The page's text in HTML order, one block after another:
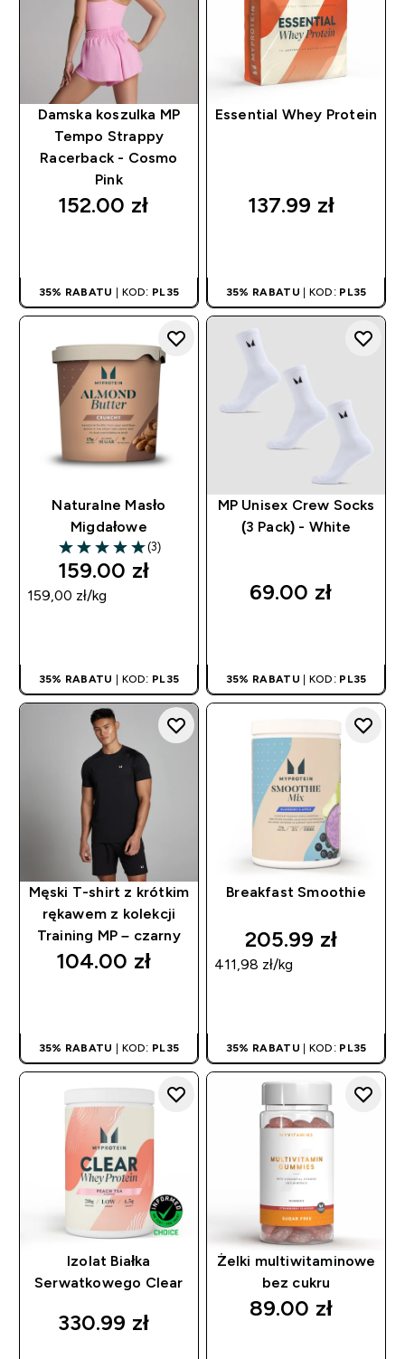
Damska koszulka MP
Tempo Strappy
Racerback - Cosmo
Pink
152.00 zł‎
35% RABATU | KOD: PL35
Essential Whey Protein
137.99 zł‎
35% RABATU | KOD: PL35
Naturalne Masło
Migdałowe
5 out of 5 stars
(3)
159.00 zł‎
159,00 zł‎/kg
35% RABATU | KOD: PL35
MP Unisex Crew Socks
(3 Pack) - White
69.00 zł‎
35% RABATU | KOD: PL35
Męski T-shirt z krótkim
rękawem z kolekcji
Training MP – czarny
104.00 zł‎
35% RABATU | KOD: PL35
Breakfast Smoothie
205.99 zł‎
411,98 zł‎/kg
35% RABATU | KOD: PL35
Izolat Białka
Serwatkowego Clear
330.99 zł‎
Żelki multiwitaminowe
bez cukru
89.00 zł‎